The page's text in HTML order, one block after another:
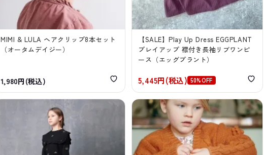
MIMI & LULA ヘアクリップ8本セット
（オータムデイジー）
1,980円(税込)
【SALE】Play Up Dress EGGPLANT
プレイアップ 襟付き長袖リブワンピ
ース（エッグプラント）
5,445円(税込) 50%OFF